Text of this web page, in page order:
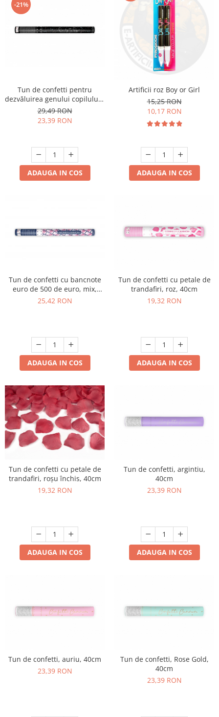
-21%
Tun de confetti pentru
dezvăluirea genului copilului -
Ready to Pop, albastru, 60cm
29,49 RON
23,39 RON
ADAUGA IN COS
Artificii roz Boy or Girl
15,25 RON
10,17 RON
ADAUGA IN COS
Tun de confetti cu bancnote
euro de 500 de euro, mix,
60cm
25,42 RON
ADAUGA IN COS
Tun de confetti cu petale de
trandafiri, roz, 40cm
19,32 RON
ADAUGA IN COS
Tun de confetti cu petale de
trandafiri, roșu închis, 40cm
19,32 RON
ADAUGA IN COS
Tun de confetti, argintiu,
40cm
23,39 RON
ADAUGA IN COS
Tun de confetti, auriu, 40cm
23,39 RON
Tun de confetti, Rose Gold,
40cm
23,39 RON